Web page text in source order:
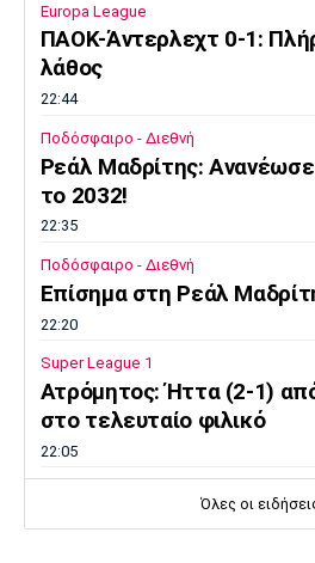
Europa League
ΠΑΟΚ-Άντερλεχτ 0-1:
λάθος
22:44
Ποδόσφαιρο - Διεθνή
Ρεάλ Μαδρίτης: Ανανέωσε
το 2032!
22:35
Ποδόσφαιρο - Διεθνή
Επίσημα στη Ρεάλ
22:20
Super League 1
Ατρόμητος: Ήττα (2-1)
στο τελευταίο φιλικό
22:05
Κούβελος σε αδελφές
Όλες οι